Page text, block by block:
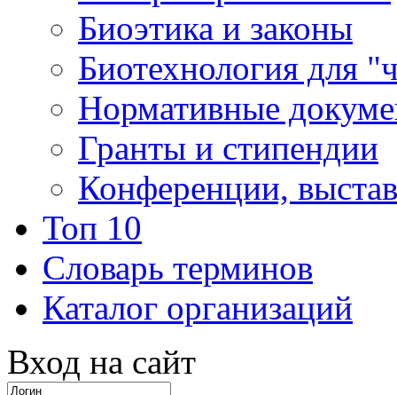
Биоэтика и законы
Биотехнология для
Нормативные
Гранты и стипендии
Конференции,
Топ 10
Словарь терминов
Каталог организаций
Вход на сайт